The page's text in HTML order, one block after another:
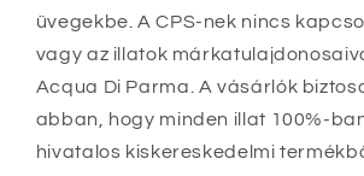
üvegekbe. A CPS-nek nincs
vagy az illatok
Acqua Di Parma. A vásárlók
abban, hogy minden illat 100%-
hivatalos kiskereskedelmi